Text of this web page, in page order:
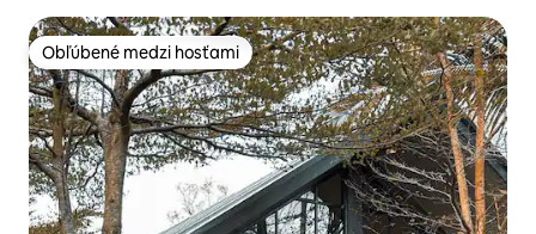
Obľúbené medzi hosťami
Obľúbené medzi hosťami